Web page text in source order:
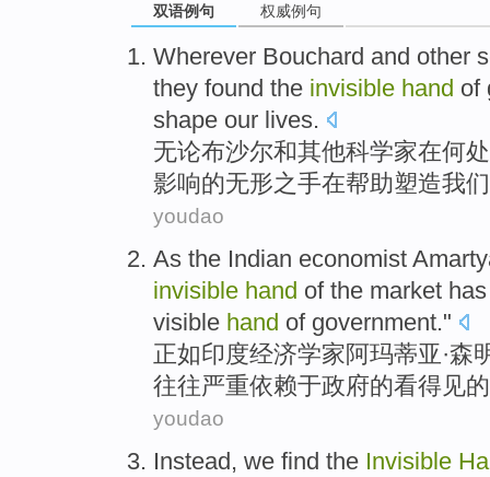
双语例句 权威例句
Wherever Bouchard and other
they found the invisible hand of
shape our lives.
无论布沙尔和其他科学家在何处
影响的无形之手在帮助塑造我们
youdao
As the Indian economist
invisible hand of the market
visible hand of government."
正如印度经济学家阿玛蒂亚·森
往往严重依赖于政府的看得见
youdao
Instead, we find the Invisible